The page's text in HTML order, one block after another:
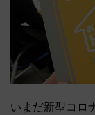
いまだ新型コロ